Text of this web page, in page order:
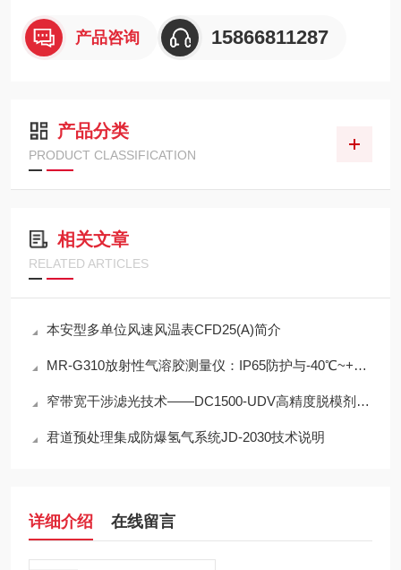
产品咨询 15866811287
产品分类
PRODUCT CLASSIFICATION
相关文章
RELATED ARTICLES
本安型多单位风速风温表CFD25(A)简介
MR-G310放射性气溶胶测量仪：IP65防护与-40℃~+50℃宽温工作能力
窄带宽干涉滤光技术——DC1500-UDV高精度脱模剂浓度检测的光学核心
君道预处理集成防爆氢气系统JD-2030技术说明
详细介绍 在线留言